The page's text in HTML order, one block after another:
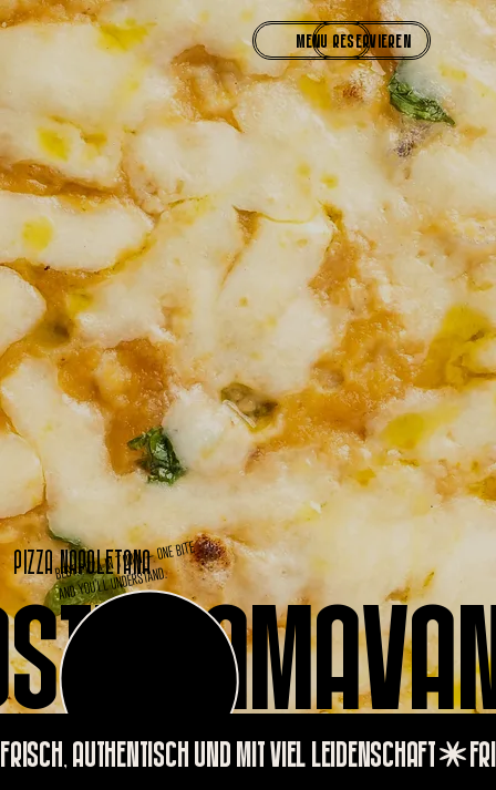
MENU RESERVIEREN
PIZZA NAPOLETANA
BEST PIZZA IN TOWN – ONE BITE
AND YOU’LL UNDERSTAND.
FRISCH, AUTHENTISCH UND MIT VIEL LEIDENSCHAFT